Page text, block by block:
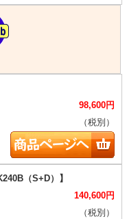
98,600円
（税別）
140,600円
（税別）